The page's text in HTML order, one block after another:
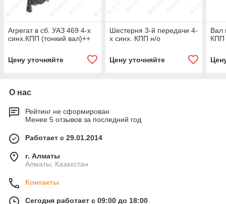
Агрегат в сб. УАЗ 469 4-х
синх.КПП (тонкий вал)++
Цену уточняйте
Шестерня 3-й передачи 4-
х синх. КПП н/о
Цену уточняйте
Вал
КПП
О нас
Рейтинг не сформирован
Менее 5 отзывов за последний год
Работает с 29.01.2014
г. Алматы
Алматы, Казахстан
Контакты
Сегодня работает с 09:00 до 18:00